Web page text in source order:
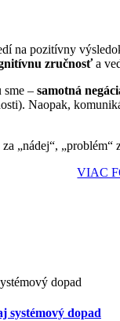
na pozitívny
zručnosťa
sme –samotná
Naopak,
za „nádej“,
VIAC
systémový dopad